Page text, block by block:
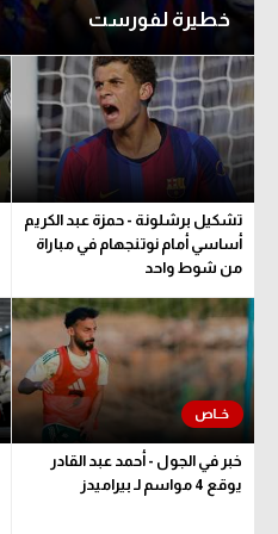
الوطن العربي
في المونديال
رياضة نسائية
آسيا
أمريكا
ركن الألعاب
أقسام خاصة
Gamers
ميركاتو
تحقيق في الجول
خطيرة لفورست
تشكيل برشلونة - حمزة عبد الكريم
أساسي أمام نوتنجهام في مباراة
من شوط واحد
خبر في الجول - أحمد عبد القادر
يوقع 4 مواسم لـ بيراميدز